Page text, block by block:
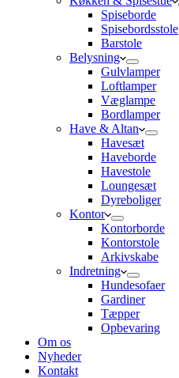
Spiseborde
Spisebordsstole
Barstole
Belysning
Gulvlamper
Loftlamper
Væglampe
Bordlamper
Have & Altan
Havesæt
Haveborde
Havestole
Loungesæt
Dyreboliger
Kontor
Kontorborde
Kontorstole
Arkivskabe
Indretning
Hundesofaer
Gardiner
Tæpper
Opbevaring
Om os
Nyheder
Kontakt